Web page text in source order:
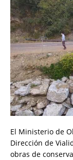
El Ministerio de
Dirección de
obras de